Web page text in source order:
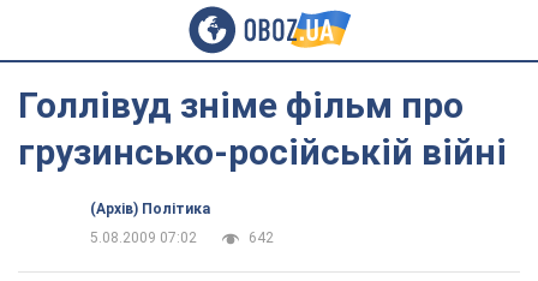
Голлівуд зніме фільм про
грузинсько-російській війні
(Архів) Політика
5.08.2009 07:02
642